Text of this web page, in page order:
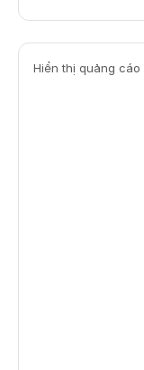
Hiển thị quảng cáo